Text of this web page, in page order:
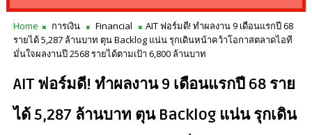
Home การเงิน Financial
AIT ฟอร์มดี! ทำผลงาน 9 เดือนแรกปี 68
รายได้ 5,287 ล้านบาท ตุน Backlog แน่น รุกเดินหน้าคว้าโอกาสตลาดไอที
มั่นใจผลงานปี 2568 รายได้ตามเป้า 6,800 ล้านบาท
AIT ฟอร์มดี! ทำผลงาน 9 เดือนแรกปี 68 ราย
ได้ 5,287 ล้านบาท ตุน Backlog แน่น รุกเดิน